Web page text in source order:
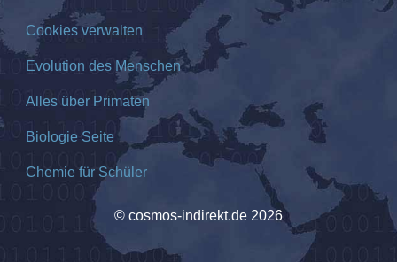
Cookies verwalten
Evolution des Menschen
Alles über Primaten
Biologie Seite
Chemie für Schüler
© cosmos-indirekt.de 2026